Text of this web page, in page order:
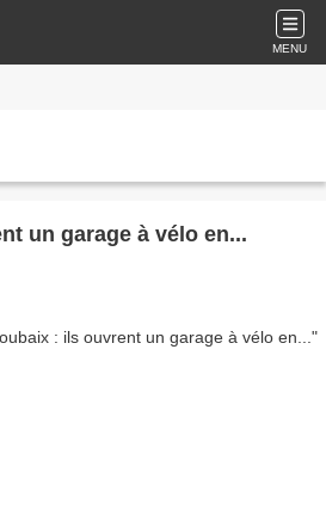
MENU
un garage à vélo en...